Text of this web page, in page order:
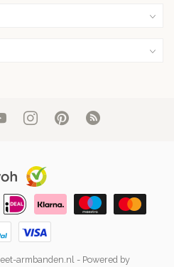
armbanden.nl- Powered by